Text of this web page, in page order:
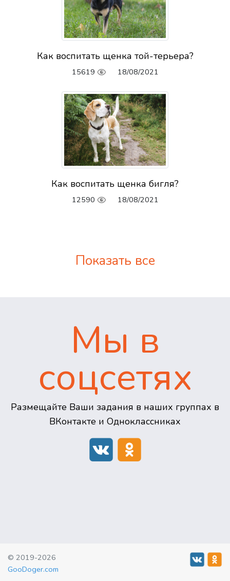
Как воспитать щенка той-терьера?
15619 18/08/2021
Как воспитать щенка бигля?
12590 18/08/2021
Показать все
Мы в
соцсетях
Размещайте Ваши задания в наших группах в
ВКонтакте и Одноклассниках
© 2019-2026
GooDoger.com